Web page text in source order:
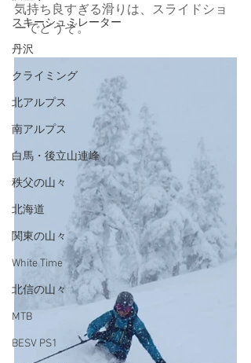
スキーシュミレーター
丹沢
クライミング
北アルプス
南アルプス
白馬・後立山連峰
秩父の山々
北海道
関東の山々
White Time
北信の山々
MTB
BESV PS1
気持ち良すぎる滑りは、スライドショ
ーでどうぞ。